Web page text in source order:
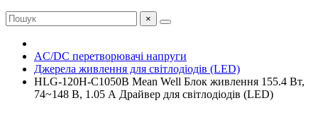
×
AC/DC перетворювачі напруги
Джерела живлення для світлодіодів (LED)
HLG-120H-C1050B Mean Well Блок живлення 155.4 Вт,
74~148 В, 1.05 А Драйвер для світлодіодів (LED)